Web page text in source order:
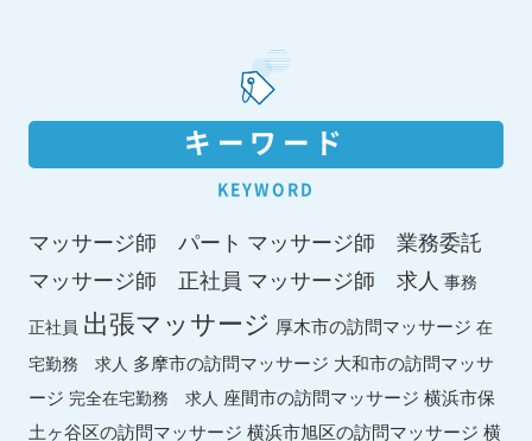
キーワード
KEYWORD
マッサージ師 パート マッサージ師 業務委託
マッサージ師 正社員 マッサージ師 求人 事務
正社員 出張マッサージ 厚木市の訪問マッサージ 在
宅勤務 求人 多摩市の訪問マッサージ 大和市の訪問マッサ
ージ 完全在宅勤務 求人 座間市の訪問マッサージ 横浜市保
土ヶ谷区の訪問マッサージ 横浜市旭区の訪問マッサージ 横